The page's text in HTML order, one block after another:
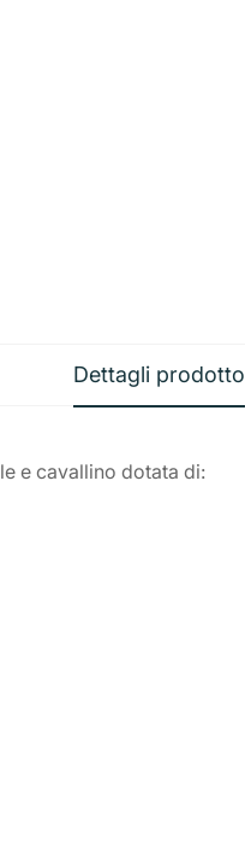
Dettagli prodotto
e cavallino dotata di: